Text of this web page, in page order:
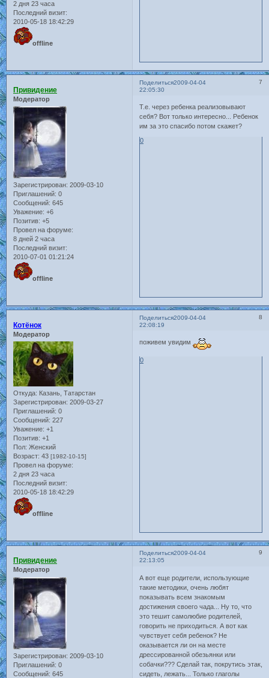
2 дня 23 часа
Последний визит:
2010-05-18 18:42:29
offline
Поделиться 7
2009-04-04
22:05:30
Привидение
Модератор
Зарегистрирован: 2009-03-10
Приглашений: 0
Сообщений: 645
Уважение: +6
Позитив: +5
Провел на форуме:
8 дней 2 часа
Последний визит:
2010-07-01 01:21:24
offline
Т.е. через ребенка реализовывают
себя? Вот только интересно... Ребенок
им за это спасибо потом скажет?
0
Поделиться 8
2009-04-04
22:08:19
Котёнок
Модератор
Откуда: Казань, Татарстан
Зарегистрирован: 2009-03-27
Приглашений: 0
Сообщений: 227
Уважение: +1
Позитив: +1
Пол: Женский
Возраст: 43 [1982-10-15]
Провел на форуме:
2 дня 23 часа
Последний визит:
2010-05-18 18:42:29
offline
поживем увидим
0
Поделиться 9
2009-04-04
22:13:05
Привидение
Модератор
Зарегистрирован: 2009-03-10
Приглашений: 0
Сообщений: 645
А вот еще родители, использующие
такие методики, очень любят
показывать всем знакомым
достижения своего чада... Ну то, что
это тешит самолюбие родителей,
говорить не приходиться. А вот как
чувствует себя ребенок? Не
оказывается ли он на месте
дрессированной обезьянки или
собачки??? Сделай так, покрутись этак,
сидеть, лежать... Только глаголы